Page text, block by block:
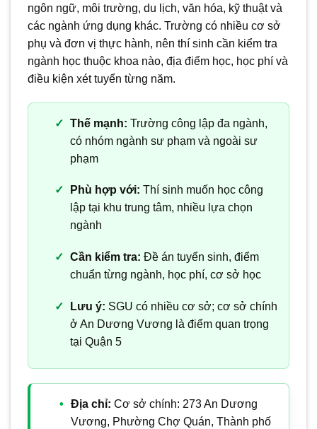
ngôn ngữ, môi trường, du lịch, văn hóa, kỹ thuật và
các ngành ứng dụng khác. Trường có nhiều cơ sở
phụ và đơn vị thực hành, nên thí sinh cần kiểm tra
ngành học thuộc khoa nào, địa điểm học, học phí và
điều kiện xét tuyển từng năm.
Thế mạnh: Trường công lập đa ngành,
có nhóm ngành sư phạm và ngoài sư
phạm
Phù hợp với: Thí sinh muốn học công
lập tại khu trung tâm, nhiều lựa chọn
ngành
Cần kiểm tra: Đề án tuyển sinh, điểm
chuẩn từng ngành, học phí, cơ sở học
Lưu ý: SGU có nhiều cơ sở; cơ sở chính
ở An Dương Vương là điểm quan trọng
tại Quận 5
Địa chỉ: Cơ sở chính: 273 An Dương
Vương, Phường Chợ Quán, Thành phố